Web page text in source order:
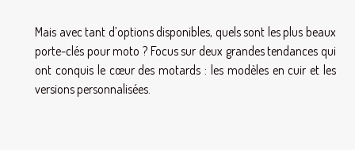
Mais avec tant d’options disponibles, quels sont les plus beaux
porte-clés pour moto ? Focus sur deux grandes tendances qui
ont conquis le cœur des motards : les modèles en cuir et les
versions personnalisées.